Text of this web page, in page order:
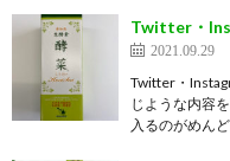
Twitter・
2021.09.29
Twitter・
じような内容
入るのがめん